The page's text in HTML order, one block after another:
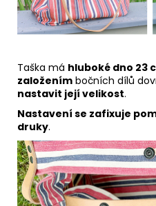
Taška má hluboké dno 23
založením bočních dílů
nastavit její velikost.
Nastavení se zafixuje
druky.